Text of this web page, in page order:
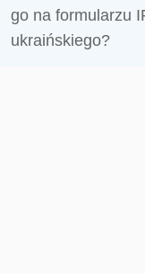
go na formularzu
ukraińskiego?